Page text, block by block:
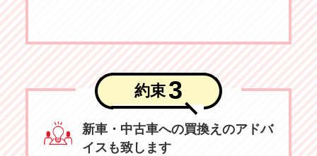
約束 3
新車・中古車への買換えのアドバ
イスも致します